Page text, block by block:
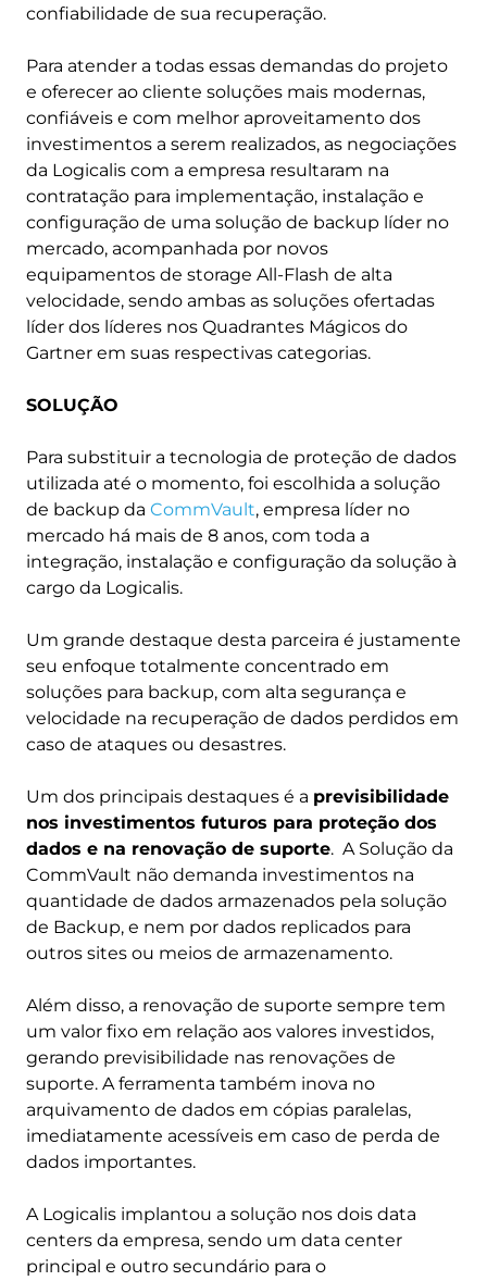
confiabilidade de sua recuperação.
Para atender a todas essas demandas do projeto
e oferecer ao cliente soluções mais modernas,
confiáveis e com melhor aproveitamento dos
investimentos a serem realizados, as negociações
da Logicalis com a empresa resultaram na
contratação para implementação, instalação e
configuração de uma solução de backup líder no
mercado, acompanhada por novos
equipamentos de storage All-Flash de alta
velocidade, sendo ambas as soluções ofertadas
líder dos líderes nos Quadrantes Mágicos do
Gartner em suas respectivas categorias.
SOLUÇÃO
Para substituir a tecnologia de proteção de dados
utilizada até o momento, foi escolhida a solução
de backup da CommVault, empresa líder no
mercado há mais de 8 anos, com toda a
integração, instalação e configuração da solução à
cargo da Logicalis.
Um grande destaque desta parceira é justamente
seu enfoque totalmente concentrado em
soluções para backup, com alta segurança e
velocidade na recuperação de dados perdidos em
caso de ataques ou desastres.
Um dos principais destaques é a previsibilidade
nos investimentos futuros para proteção dos
dados e na renovação de suporte. A Solução da
CommVault não demanda investimentos na
quantidade de dados armazenados pela solução
de Backup, e nem por dados replicados para
outros sites ou meios de armazenamento.
Além disso, a renovação de suporte sempre tem
um valor fixo em relação aos valores investidos,
gerando previsibilidade nas renovações de
suporte. A ferramenta também inova no
arquivamento de dados em cópias paralelas,
imediatamente acessíveis em caso de perda de
dados importantes.
A Logicalis implantou a solução nos dois data
centers da empresa, sendo um data center
principal e outro secundário para o